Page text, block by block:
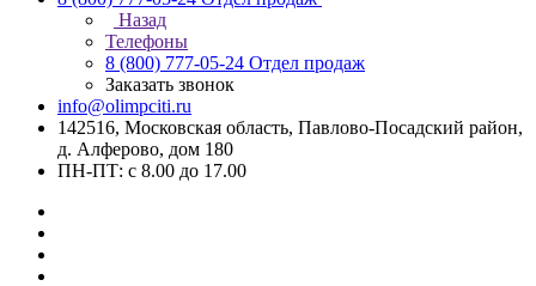
Назад
Телефоны
8 (800) 777-05-24 Отдел продаж
Заказать звонок
info@olimpciti.ru
142516, Московская область, Павлово-Посадский район,
д. Алферово, дом 180
ПН-ПТ: с 8.00 до 17.00